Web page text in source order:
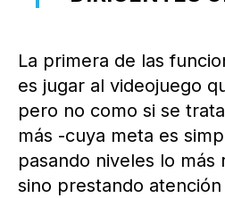
La primera de las
es jugar al videojuego
pero no como si se
más -cuya meta es
pasando niveles lo más
sino prestando